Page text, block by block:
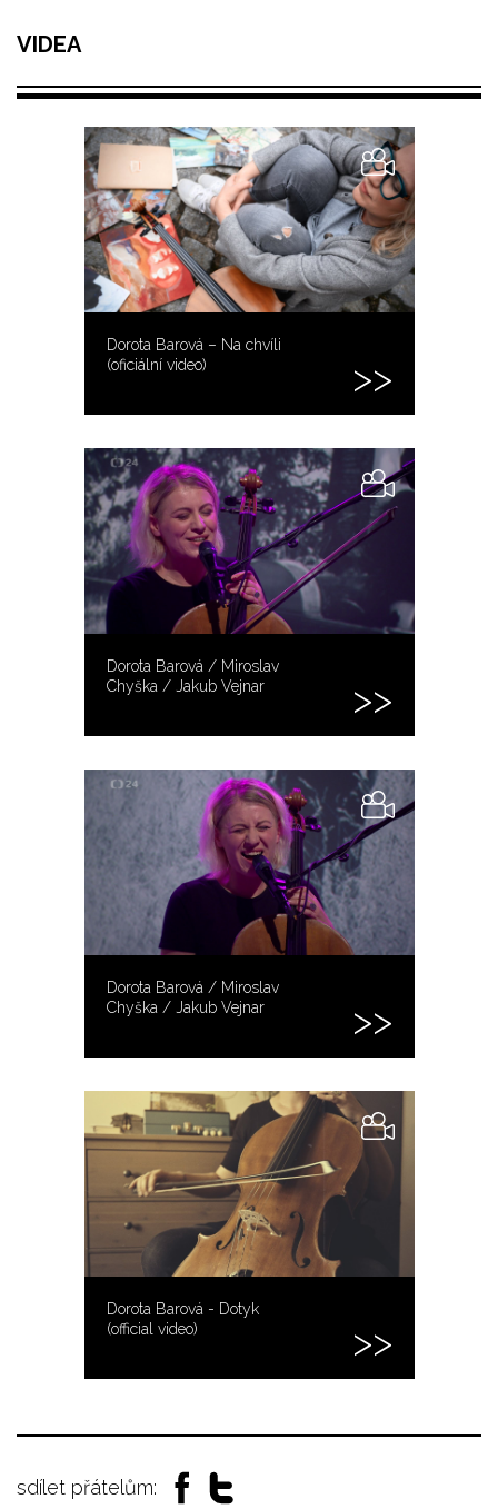
VIDEA
Dorota Barová – Na chvíli
(oficiální video)
Dorota Barová / Miroslav
Chyška / Jakub Vejnar
Dorota Barová / Miroslav
Chyška / Jakub Vejnar
Dorota Barová - Dotyk
(official video)
sdílet přátelům: